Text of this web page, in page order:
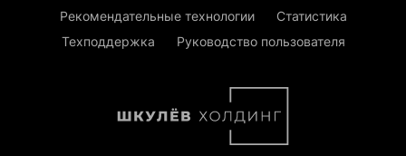
Рекомендательные технологии
Статистика
Техподдержка
Руководство пользователя